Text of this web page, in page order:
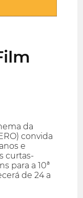
da
convida
e
curtas-
para a 10ª
de 24 a